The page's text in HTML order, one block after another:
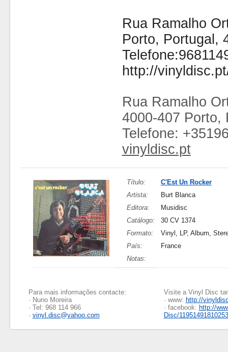
Rua Ramalho
Porto, Portugal,
http://
Rua Ramalho
4000-407 Porto,
Telefone:
vinyldisc.pt
Título:
C'Est Un Rocker
Artista:
Burt Blanca
Editora:
Musidisc
Catálogo:
30 CV 1374
Formato:
Vinyl, LP, Album,
País:
France
Notas:
Para mais informações contacte:
· Nuno Moreira
· Tel: 968 114 966
· vinyl.disc@yahoo.com
Visite a Vinyl Disc
· www: http://
· facebook: http://
Disc/